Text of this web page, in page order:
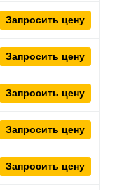
Запросить цену
Запросить цену
Запросить цену
Запросить цену
Запросить цену